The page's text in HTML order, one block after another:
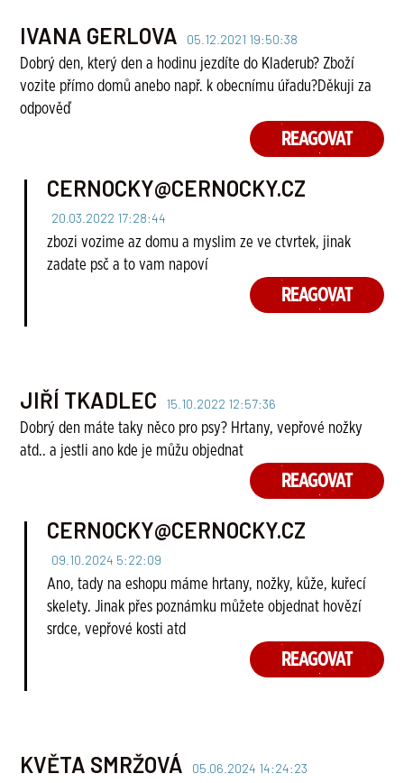
IVANA GERLOVA 05.12.2021 19:50:38
Dobrý den, který den a hodinu jezdíte do Kladerub? Zboží
vozite přímo domů anebo např. k obecnímu úřadu?Děkuji za
odpověď
REAGOVAT
CERNOCKY@CERNOCKY.CZ
20.03.2022 17:28:44
zbozi vozime az domu a myslim ze ve ctvrtek, jinak
zadate psč a to vam napoví
REAGOVAT
JIŘÍ TKADLEC 15.10.2022 12:57:36
Dobrý den máte taky něco pro psy? Hrtany, vepřové nožky
atd.. a jestli ano kde je můžu objednat
REAGOVAT
CERNOCKY@CERNOCKY.CZ
09.10.2024 5:22:09
Ano, tady na eshopu máme hrtany, nožky, kůže, kuřecí
skelety. Jinak přes poznámku můžete objednat hovězí
srdce, vepřové kosti atd
REAGOVAT
KVĚTA SMRŽOVÁ 05.06.2024 14:24:23